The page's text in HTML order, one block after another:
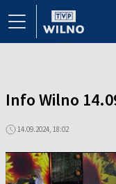
Info Wilno
14.09.2024, 18:02